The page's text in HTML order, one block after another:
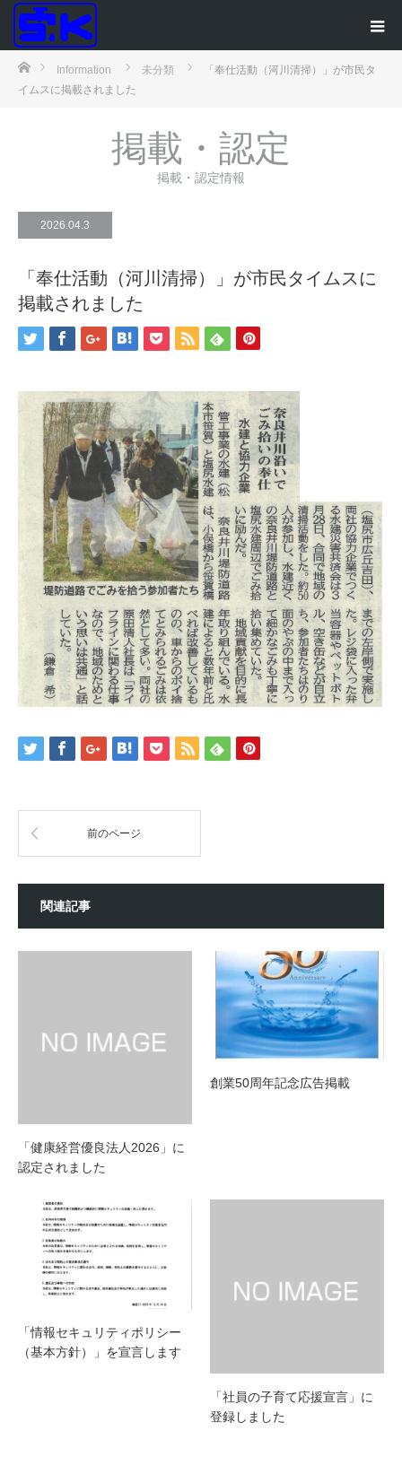
ホームInformation 未分類
「奉仕活動（河川清掃）」が市民タ
イムスに掲載されました
掲載・認定
掲載・認定情報
2026.04.3
「奉仕活動（河川清掃）」が市民タイムスに
掲載されました
前のページ
関連記事
「健康経営優良法人2026」に
認定されました
創業50周年記念広告掲載
「情報セキュリティポリシー
（基本方針）」を宣言します
「社員の子育て応援宣言」に
登録しました